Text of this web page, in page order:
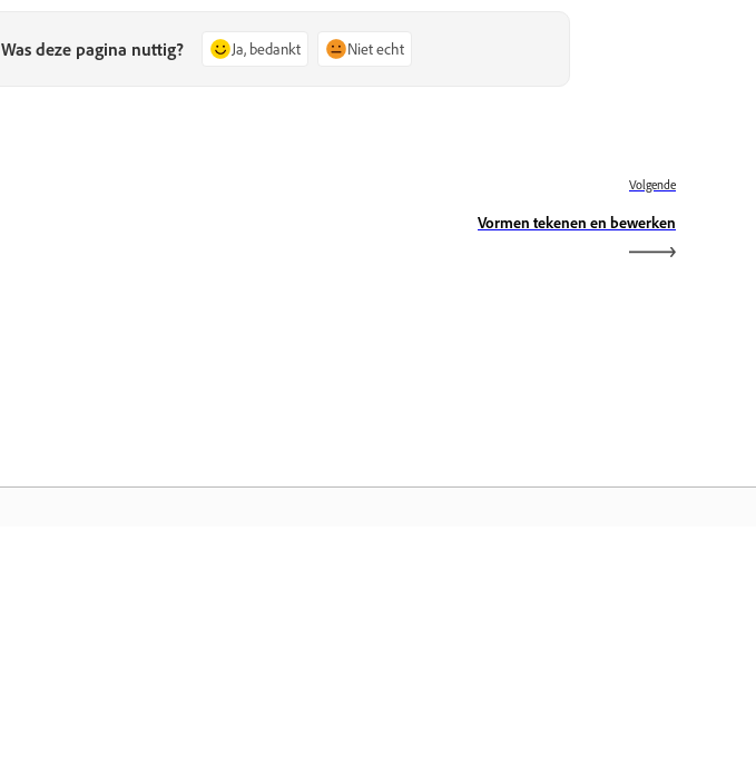
Was deze pagina nuttig? Ja, bedankt Niet echt
Volgende
Vormen tekenen en bewerken